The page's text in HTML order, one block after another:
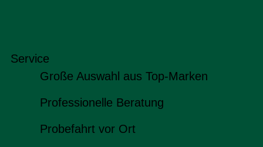
Service
Große Auswahl aus Top-Marken
Professionelle Beratung
Probefahrt vor Ort